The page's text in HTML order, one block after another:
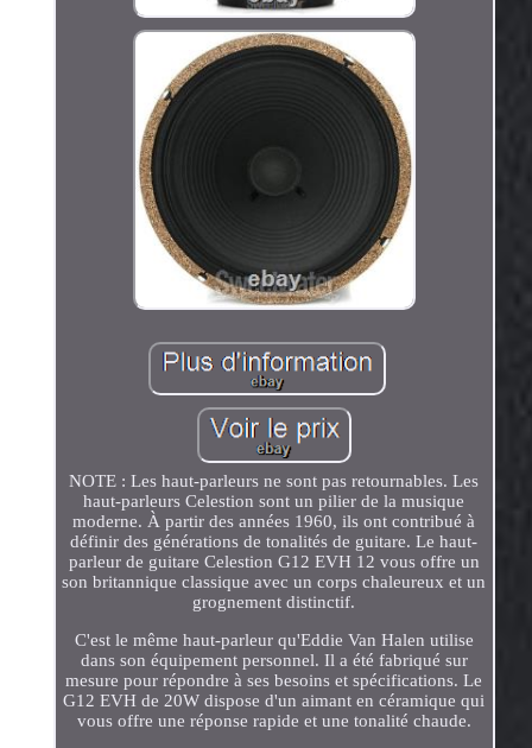
NOTE : Les haut-parleurs ne sont pas retournables. Les
haut-parleurs Celestion sont un pilier de la musique
moderne. À partir des années 1960, ils ont contribué à
définir des générations de tonalités de guitare. Le haut-
parleur de guitare Celestion G12 EVH 12 vous offre un
son britannique classique avec un corps chaleureux et un
grognement distinctif.
C'est le même haut-parleur qu'Eddie Van Halen utilise
dans son équipement personnel. Il a été fabriqué sur
mesure pour répondre à ses besoins et spécifications. Le
G12 EVH de 20W dispose d'un aimant en céramique qui
vous offre une réponse rapide et une tonalité chaude.